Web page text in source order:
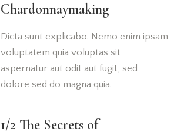
Chardonnaymaking
Dicta sunt explicabo. Nemo enim ipsam
voluptatem quia voluptas sit
aspernatur aut odit aut fugit, sed
dolore sed do magna quia.
1/2 The Secrets of